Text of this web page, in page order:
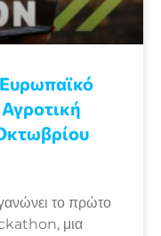
το πρώτο
μια